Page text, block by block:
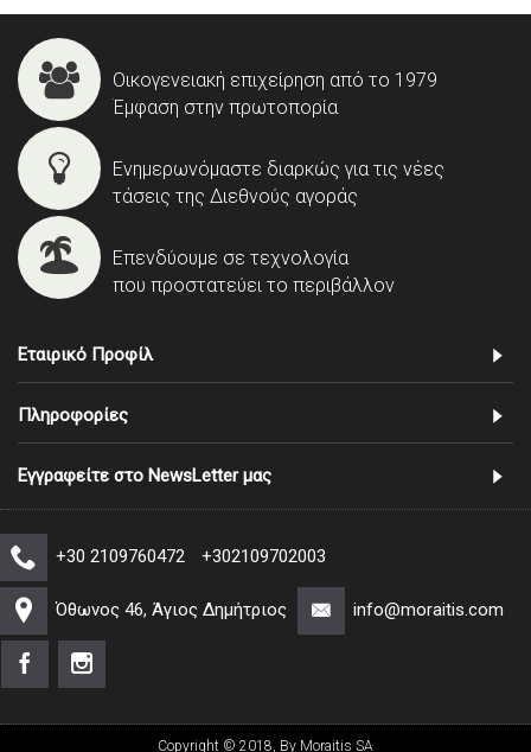
Οικογενειακή επιχείρηση από το 1979
Έμφαση στην πρωτοπορία
Ενημερωνόμαστε διαρκώς για τις νέες
τάσεις της Διεθνούς αγοράς
Επενδύουμε σε τεχνολογία
που προστατεύει το περιβάλλον
Εταιρικό Προφίλ
Πληροφορίες
Εγγραφείτε στο NewsLetter μας
+30 2109760472 +302109702003
Όθωνος 46, Άγιος Δημήτριος info@moraitis.com
Copyright © 2018, By Moraitis SA